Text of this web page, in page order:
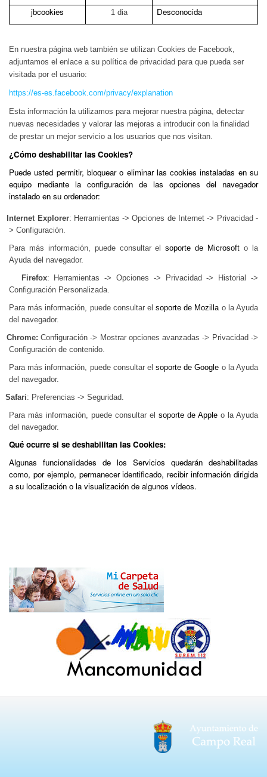
jbcookies
1 dia Desconocida
En nuestra página web también se utilizan Cookies de Facebook,
adjuntamos el enlace a su política de privacidad para que pueda ser
visitada por el usuario:
https://es-es.facebook.com/privacy/explanation
Esta información la utilizamos para mejorar nuestra página, detectar
nuevas necesidades y valorar las mejoras a introducir con la finalidad
de prestar un mejor servicio a los usuarios que nos visitan.
¿Cómo deshabilitar las Cookies?
Puede usted permitir, bloquear o eliminar las cookies instaladas en su
equipo mediante la configuración de las opciones del navegador
instalado en su ordenador:
Internet Explorer: Herramientas -> Opciones de Internet -> Privacidad -
> Configuración.
Para más información, puede consultar elsoporte de Microsoft o la
Ayuda del navegador.
Firefox: Herramientas -> Opciones -> Privacidad -> Historial ->
Configuración Personalizada.
Para más información, puede consultar elsoporte de Mozillao la Ayuda
del navegador.
Chrome: Configuración -> Mostrar opciones avanzadas -> Privacidad ->
Configuración de contenido.
Para más información, puede consultar elsoporte de Google o la Ayuda
del navegador.
Safari: Preferencias -> Seguridad.
Para más información, puede consultar el soporte de Apple o la Ayuda
del navegador.
Qué ocurre si se deshabilitan las Cookies:
Algunas funcionalidades de los Servicios quedarán deshabilitadas
como, por ejemplo, permanecer identificado, recibir información dirigida
a su localización o la visualización de algunos vídeos.